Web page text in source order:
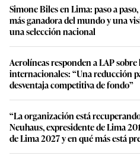
Simone Biles en Lima: paso a
más ganadora del mundo y una
una selección nacional
Aerolíneas responden a LAP sobre
internacionales: “Una reducción
desventaja competitiva de fondo”
“La organización está
Neuhaus, expresidente de Lima
de Lima 2027 y en qué más está